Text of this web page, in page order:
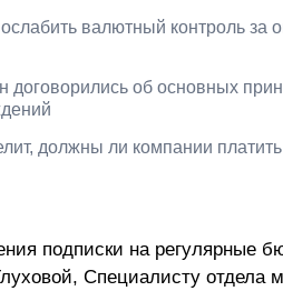
валютный контроль за
об основных
должны ли компании платить
подписки на регулярные
Специалисту отдела